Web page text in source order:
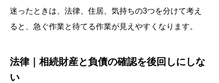
迷ったときは、法律、住居、気持ちの3つを分けて考え
ると、急ぐ作業と待てる作業が見えやすくなります。
法律｜相続財産と負債の確認を後回しにしな
い